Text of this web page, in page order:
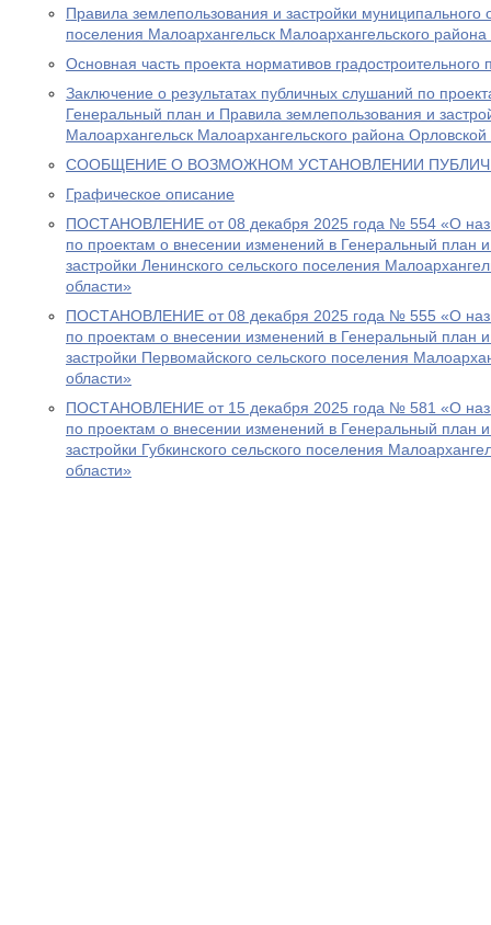
Правила землепользования и застройки муниципального
поселения Малоархангельск Малоархангельского
Основная часть проекта нормативов градостроительного
Заключение о результатах публичных слушаний по
Генеральный план и Правила землепользования и
Малоархангельск Малоархангельского района Орловской
СООБЩЕНИЕ О ВОЗМОЖНОМ УСТАНОВЛЕНИИ
Графическое описание
ПОСТАНОВЛЕНИЕ от 08 декабря 2025 года № 554 «О
по проектам о внесении изменений в Генеральный план
застройки Ленинского сельского поселения
области»
ПОСТАНОВЛЕНИЕ от 08 декабря 2025 года № 555 «О
по проектам о внесении изменений в Генеральный план
застройки Первомайского сельского поселения
области»
ПОСТАНОВЛЕНИЕ от 15 декабря 2025 года № 581 «О
по проектам о внесении изменений в Генеральный план
застройки Губкинского сельского поселения
области»